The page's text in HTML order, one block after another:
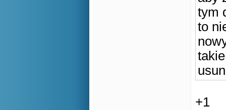
tym
to
+1